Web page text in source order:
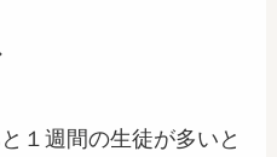
１週間の生徒が多いと